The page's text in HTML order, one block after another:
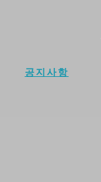
공지사항